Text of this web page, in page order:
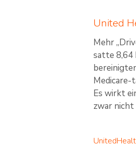
United
Mehr
satte 8,64
Medicare-
Es wirkt
zwar